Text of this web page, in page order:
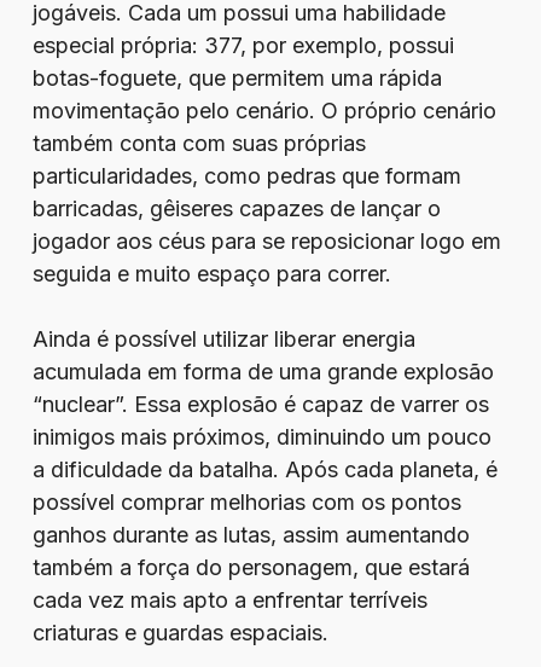
jogáveis. Cada um possui uma habilidade
especial própria: 377, por exemplo, possui
botas-foguete, que permitem uma rápida
movimentação pelo cenário. O próprio cenário
também conta com suas próprias
particularidades, como pedras que formam
barricadas, gêiseres capazes de lançar o
jogador aos céus para se reposicionar logo em
seguida e muito espaço para correr.
Ainda é possível utilizar liberar energia
acumulada em forma de uma grande explosão
“nuclear”. Essa explosão é capaz de varrer os
inimigos mais próximos, diminuindo um pouco
a dificuldade da batalha. Após cada planeta, é
possível comprar melhorias com os pontos
ganhos durante as lutas, assim aumentando
também a força do personagem, que estará
cada vez mais apto a enfrentar terríveis
criaturas e guardas espaciais.